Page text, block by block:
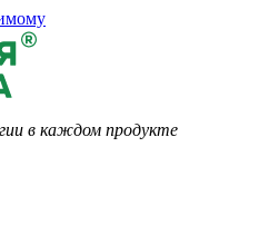
в каждом продукте